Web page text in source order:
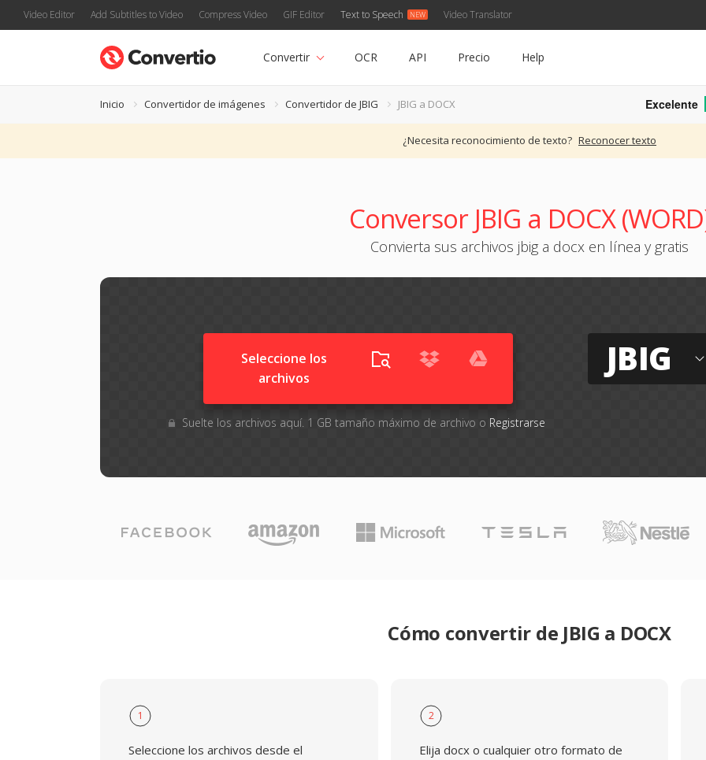
Video Editor Add Subtitles to Video Compress Video GIF Editor Text to Speech Video Translator
Convertir OCR API Precio Help
Inicio Convertidor de imágenes Convertidor de JBIG JBIG a DOCX Excelente
¿Necesita reconocimiento de texto? Reconocer texto
Conversor JBIG a DOCX
Convierta sus archivos jbig a docx en línea y gratis
Seleccione los
archivos
Suelte los archivos aquí. 1 GB tamaño máximo de archivo o Registrarse
JBIG
Cómo convertir de JBIG a DOCX
1
Seleccione los archivos desde el
2
Elija docx o cualquier otro formato de